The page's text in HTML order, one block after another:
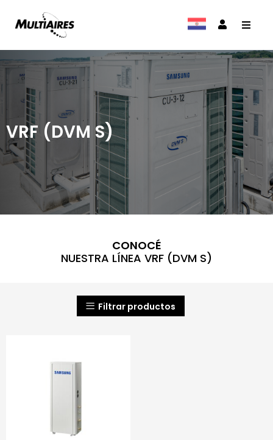
VRF (DVM S)
CONOCÉ
NUESTRA LÍNEA VRF (DVM S)
Filtrar productos